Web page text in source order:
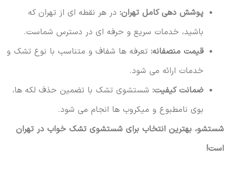
پوشش دهی کامل تهران:در هر نقطه ای از تهران که
باشید، خدمات سریع و حرفه ای در دسترس شماست.
قیمت منصفانه:تعرفه ها شفاف و متناسب با نوع تشک و
خدمات ارائه می شود.
ضمانت کیفیت:شستشوی تشک با تضمین حذف لکه ها،
بوی نامطبوع و میکروب ها انجام می شود.
شستشو، بهترین انتخاب برای شستشوی تشک خواب در تهران
است!